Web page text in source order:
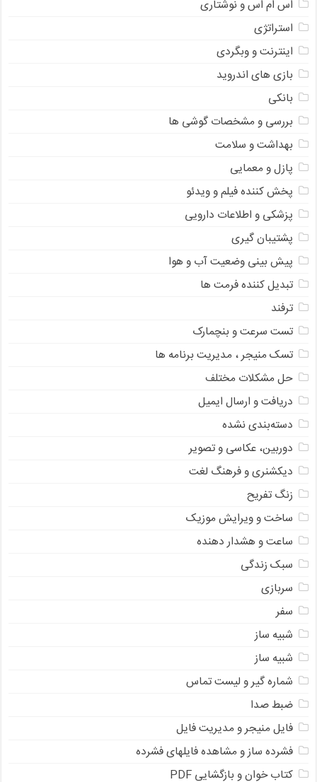
اس ام اس و نوشتاری
استراتژی
اینترنت و وبگردی
بازی های اندروید
بانکی
بررسی و مشخصات گوشی ها
بهداشت و سلامت
پازل و معمایی
پخش کننده فیلم و ویدئو
پزشکی و اطلاعات دارویی
پشتیبان گیری
پیش بینی وضعیت آب و هوا
تبدیل کننده فرمت ها
ترفند
تست سرعت و بنچمارک
تسک منیجر ، مدیریت برنامه ها
حل مشکلات مختلف
دریافت و ارسال ایمیل
دسته‌بندی نشده
دوربین، عکاسی و تصویر
دیکشنری و فرهنگ لغت
زنگ تفریح
ساخت و ویرایش موزیک
ساعت و هشدار دهنده
سبک زندگی
سربازی
سفر
شبیه ساز
شبیه ساز
شماره گیر و لیست تماس
ضبط صدا
فایل منیجر و مدیریت فایل
فشرده ساز و مشاهده فایلهای فشرده
کتاب خوان و بازگشایی PDF